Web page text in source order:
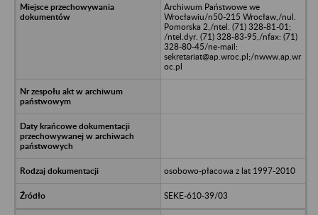
Archiwum Państwowe we
Wrocławiu/n50-215 Wrocław,/nul.
Pomorska 2,/ntel. (71) 328-81-01;
/ntel.dyr. (71) 328-83-95,/nfax: (71)
328-80-45/ne-mail:
sekretariat@ap.wroc.pl;/nwww.ap.wr
oc.pl
osobowo-płacowa z lat 1997-2010
SEKE-610-39/03